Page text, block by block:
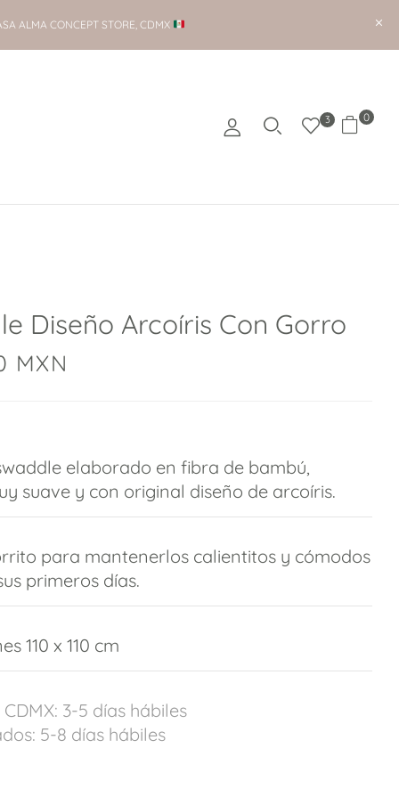
ALMA CONCEPT STORE, CDMX
3 0
Diseño Arcoíris Con Gorro
MXN
elaborado en fibra de bambú,
suave y con original diseño de arcoíris.
para mantenerlos calientitos y cómodos
primeros días.
110 x 110 cm
3-5 días hábiles
5-8 días hábiles